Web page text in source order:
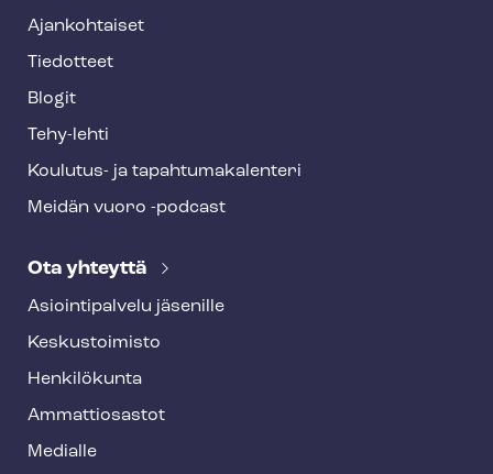
Ajankohtaiset
Tiedotteet
Blogit
Tehy-lehti
Koulutus- ja ta­pah­tu­ma­ka­len­te­ri
Meidän vuoro -podcast
Ota yhteyttä
Asioin­ti­pal­ve­lu jäsenille
Keskustoimisto
Henkilökunta
Ammattiosastot
Medialle